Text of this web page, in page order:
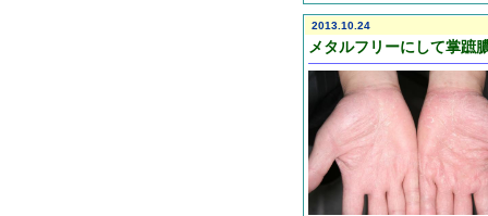
2013.10.24
メタルフリーにして掌蹠